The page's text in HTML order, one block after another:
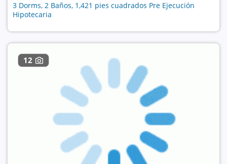
3 Dorms, 2 Baños, 1,421 pies cuadrados Pre Ejecución
Hipotecaria
12